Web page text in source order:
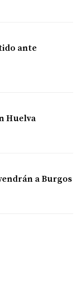
ante
Huelva
a Burgos